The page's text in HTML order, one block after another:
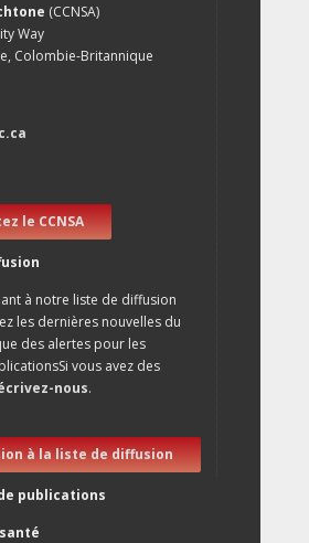
(CCNSA)
Way
Colombie-Britannique
le CCNSA
à notre liste de diffusion
les dernières nouvelles du
des alertes pour les
vous avez des
nous.
à la liste de diffusion
publications